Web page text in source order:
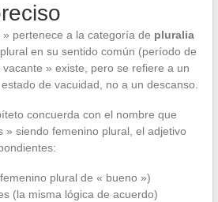
pertenece a la categoría de pluralia
en su sentido común (período de
» existe, pero se refiere a un
de vacuidad, no a un descanso.
concuerda con el nombre que
» siendo femenino plural, el adjetivo
plural de « bueno »)
(la misma lógica de acuerdo)